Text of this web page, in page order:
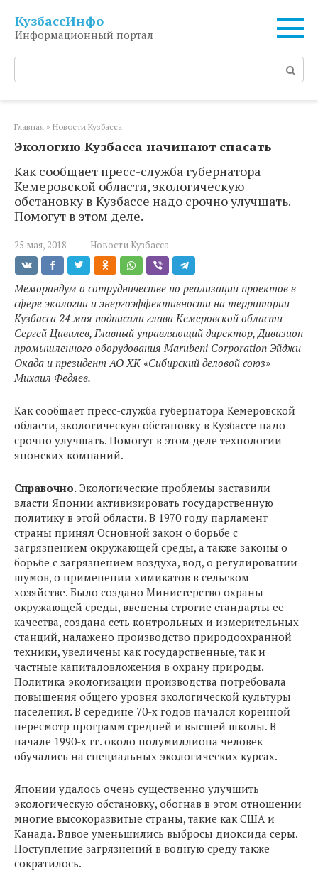
контенту
КузбассИнфо
Информационный портал
Поиск:
Главная » Новости Кузбасса
Экологию Кузбасса начинают спасать
Как сообщает пресс-служба губернатора
Кемеровской области, экологическую
обстановку в Кузбассе надо срочно улучшать.
Помогут в этом деле.
25 мая, 2018 Новости Кузбасса
Меморандум о сотрудничестве по реализации проектов в
сфере экологии и энергоэффективности на территории
Кузбасса 24 мая подписали глава Кемеровской области
Сергей Цивилев, Главный управляющий директор, Дивизион
промышленного оборудования Marubeni Corporation Эйджи
Окада и президент АО ХК «Сибирский деловой союз»
Михаил Федяев.
Как сообщает пресс-служба губернатора Кемеровской
области, экологическую обстановку в Кузбассе надо
срочно улучшать. Помогут в этом деле технологии
японских компаний.
Справочно. Экологические проблемы заставили
власти Японии активизировать государственную
политику в этой области. В 1970 году парламент
страны принял Основной закон о борьбе с
загрязнением окружающей среды, а также законы о
борьбе с загрязнением воздуха, вод, о регулировании
шумов, о применении химикатов в сельском
хозяйстве. Было создано Министерство охраны
окружающей среды, введены строгие стандарты ее
качества, создана сеть контрольных и измерительных
станций, налажено производство природоохранной
техники, увеличены как государственные, так и
частные капиталовложения в охрану природы.
Политика экологизации производства потребовала
повышения общего уровня экологической культуры
населения. В середине 70-х годов начался коренной
пересмотр программ средней и высшей школы. В
начале 1990-х гг. около полумиллиона человек
обучались на специальных экологических курсах.
Японии удалось очень существенно улучшить
экологическую обстановку, обогнав в этом отношении
многие высокоразвитые страны, такие как США и
Канада. Вдвое уменьшились выбросы диоксида серы.
Поступление загрязнений в водную среду также
сократилось.